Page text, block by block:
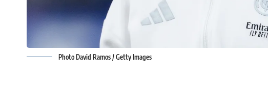
Photo David Ramos / Getty Images